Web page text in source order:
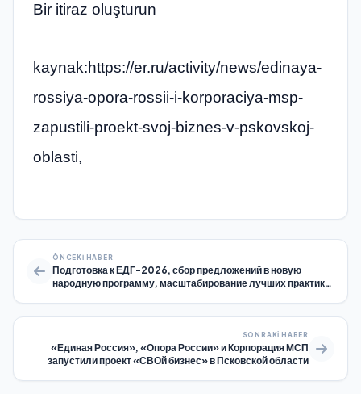
Bir itiraz oluşturun
kaynak:https://er.ru/activity/news/edinaya-
rossiya-opora-rossii-i-korporaciya-msp-
zapustili-proekt-svoj-biznes-v-pskovskoj-
oblasti,
ÖNCEKI HABER
Подготовка к ЕДГ-2026, сбор предложений в новую
народную программу, масштабирование лучших практик:
SONRAKI HABER
«Единая Россия», «Опора России» и Корпорация МСП
запустили проект «СВОй бизнес» в Псковской области